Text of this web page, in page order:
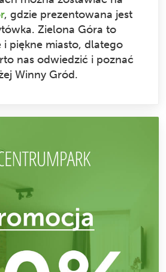
, gdzie prezentowana jest
Zielona Góra to
i piękne miasto, dlatego
nas odwiedzić i poznać
Winny Gród.